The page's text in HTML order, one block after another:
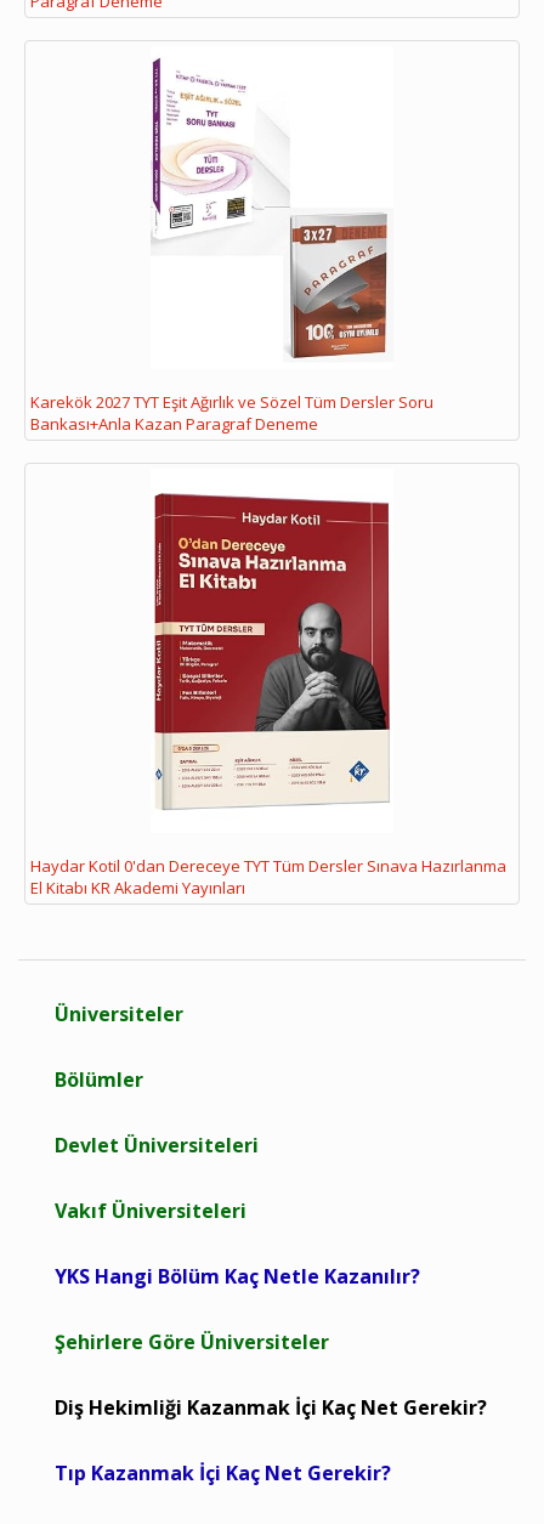
Karekök 2027 TYT Eşit Ağırlık ve Sözel Tüm Dersler Soru
Bankası+Anla Kazan Paragraf Deneme
Haydar Kotil 0'dan Dereceye TYT Tüm Dersler Sınava Hazırlanma
El Kitabı KR Akademi Yayınları
Üniversiteler
Bölümler
Devlet Üniversiteleri
Vakıf Üniversiteleri
YKS Hangi Bölüm Kaç Netle Kazanılır?
Şehirlere Göre Üniversiteler
Diş Hekimliği Kazanmak İçi Kaç Net Gerekir?
Tıp Kazanmak İçi Kaç Net Gerekir?